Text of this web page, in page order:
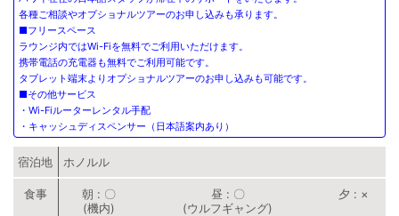
各種ご相談やオプショナルツアーのお申し込みも承ります。
■フリースペース
ラウンジ内ではWi-Fiを無料でご利用いただけます。
携帯電話の充電器も無料でご利用可能です。
タブレット端末よりオプショナルツアーのお申し込みも可能です。
■その他サービス
・Wi-Fiルーターレンタル手配
・キャッシュディスペンサー（日本語案内あり）
宿泊地 ホノルル
朝
〇
(機内)
昼
〇
(ウルフギャング)
夕 ×